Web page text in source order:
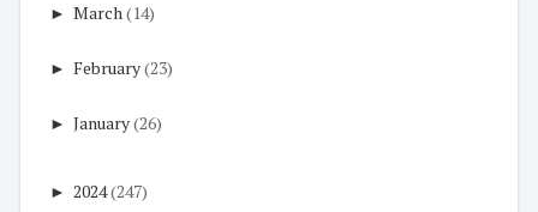
► March(14)
► February(23)
► January(26)
► 2024(247)